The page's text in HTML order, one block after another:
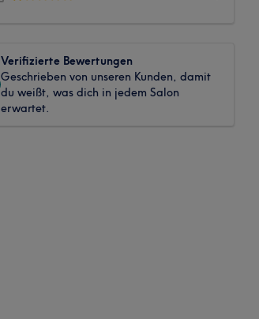
Verifizierte Bewertungen
Geschrieben von unseren Kunden, damit
du weißt, was dich in jedem Salon
erwartet.